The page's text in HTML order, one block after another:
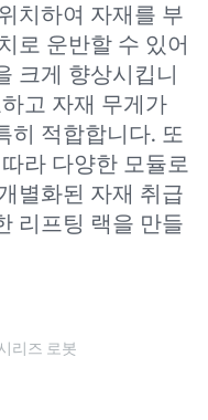
치하여 자재를 부
로 운반할 수 있어
크게 향상시킵니
고 자재 무게가
히 적합합니다. 또
라 다양한 모듈로
별화된 자재 취급
리프팅 랙을 만들
리즈 로봇